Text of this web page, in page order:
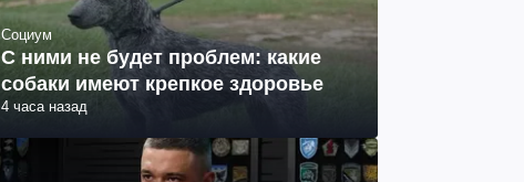
Социум
С ними не будет проблем: какие
собаки имеют крепкое здоровье
4 часа назад